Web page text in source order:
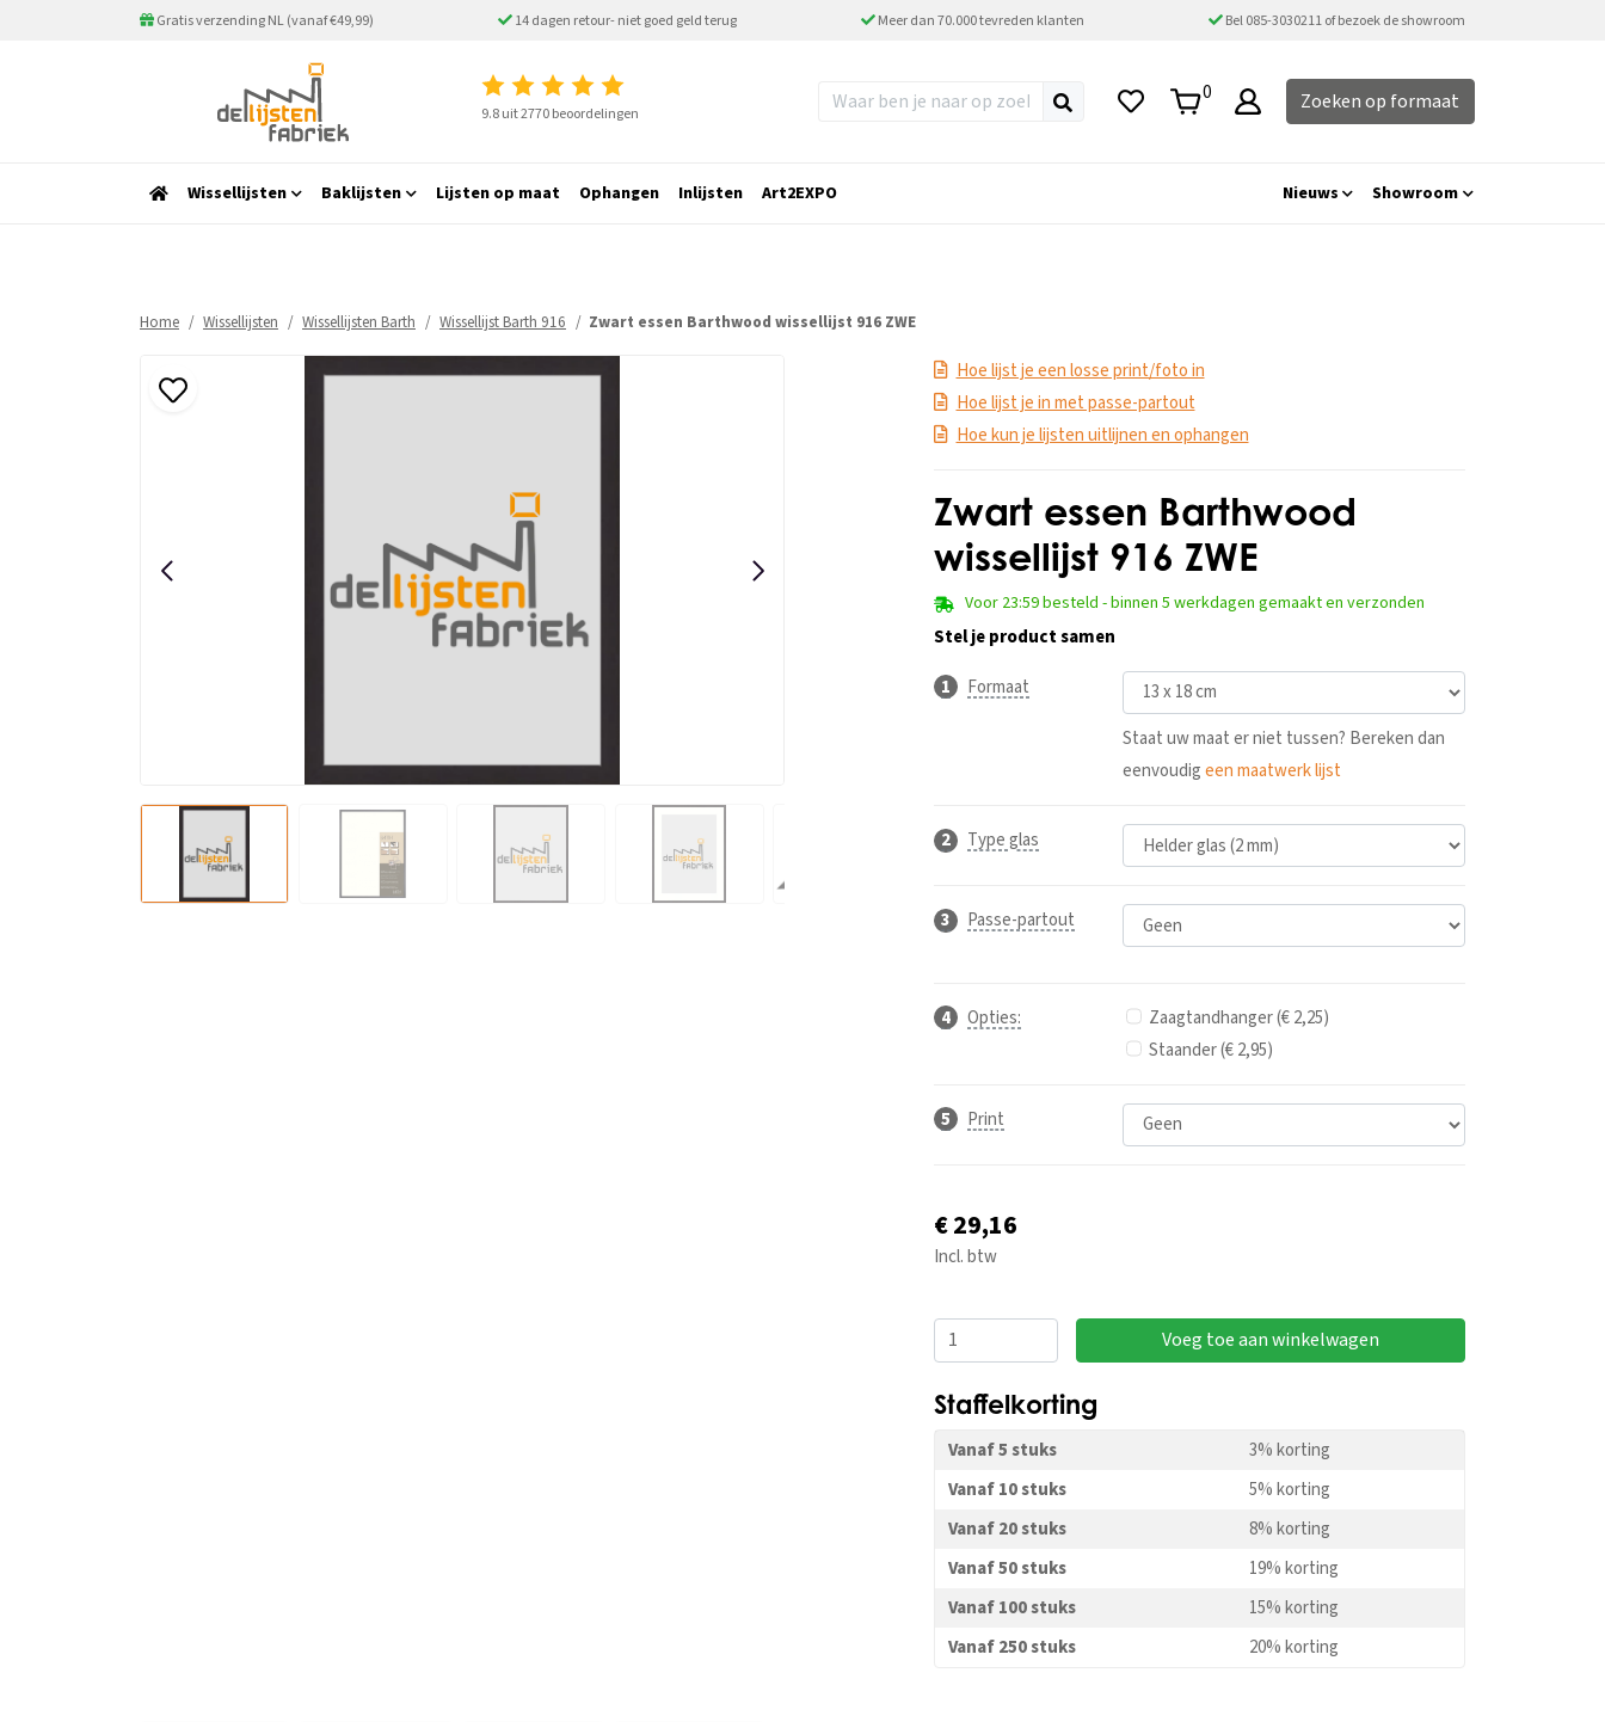
Gratis verzending NL (vanaf €49,99) 14 dagen retour- niet goed geld terug Meer dan 70.000 tevreden klanten Bel 085-3030211 of bezoek de showroom
9.8 uit 2770 beoordelingen
0 Zoeken op formaat
Wissellijsten Baklijsten Lijsten op maat Ophangen Inlijsten Art2EXPO Nieuws Showroom
Home Wissellijsten Wissellijsten Barth Wissellijst Barth 916 Zwart essen Barthwood wissellijst 916 ZWE
Zwart essen Barthwood
wissellijst 916 ZWE
Hoe lijst je een losse print/foto in
Hoe lijst je in met passe-partout
Hoe kun je lijsten uitlijnen en ophangen
Stel je product samen
Formaat
Staat uw maat er niet tussen? Bereken dan
eenvoudigeen maatwerk lijst
Type glas
Passe-partout
Opties:
Zaagtandhanger (€ 2,25)
Staander (€ 2,95)
Print
€ 29,16
Incl. btw
Voeg toe aan winkelwagen
Staffelkorting
Vanaf 5 stuks
3% korting
Vanaf 10 stuks
5% korting
Vanaf 20 stuks
8% korting
Vanaf 50 stuks
19% korting
Vanaf 100 stuks
15% korting
Vanaf 250 stuks
20% korting
Voor 23:59 besteld - binnen 5 werkdagen gemaakt en verzonden